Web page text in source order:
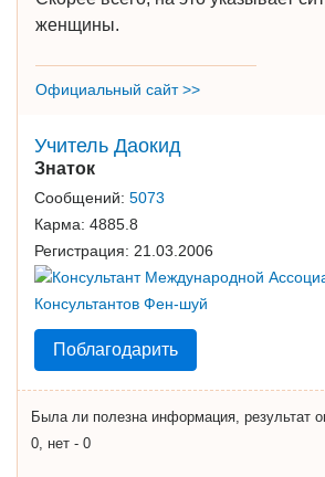
женщины.
Официальный сайт >>
Учитель Даокид
Знаток
Сообщений: 5073
Карма: 4885.8
Регистрация: 21.03.2006
Поблагодарить
Была ли полезна информация, результат
0, нет - 0